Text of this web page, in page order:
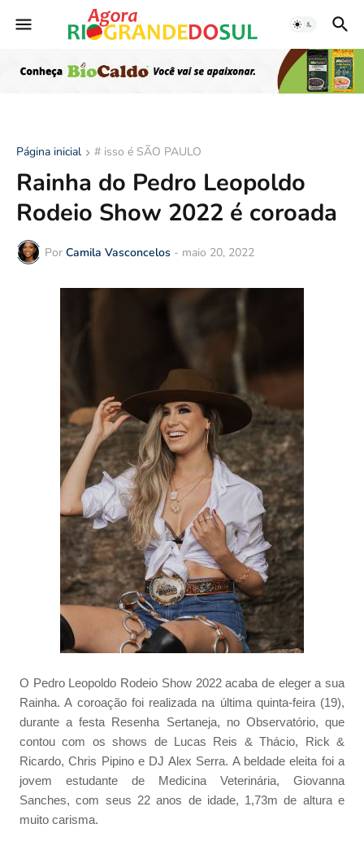
Página inicial # isso é SÃO PAULO
Rainha do Pedro Leopoldo
Rodeio Show 2022 é coroada
Por Camila Vasconcelos - maio 20, 2022
O Pedro Leopoldo Rodeio Show 2022 acaba de eleger a sua
Rainha. A coroação foi realizada na última quinta-feira (19),
durante a festa Resenha Sertaneja, no Observatório, que
contou com os shows de Lucas Reis & Thácio, Rick &
Ricardo, Chris Pipino e DJ Alex Serra. A beldade eleita foi a
jovem estudante de Medicina Veterinária, Giovanna
Sanches, com seus 22 anos de idade, 1,73m de altura e
muito carisma.